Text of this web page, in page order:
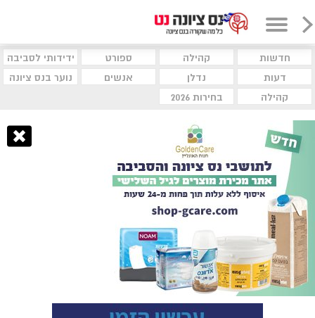
חדשות קהילה ספורט
ידידותי לסביבה
דעות
נדלן אנשים
נוער בנס ציונה
קהילה
בחירות 2026